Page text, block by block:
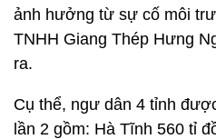
ảnh hưởng từ sự cố môi
TNHH Giang Thép Hưng
ra.
Cụ thể, ngư dân 4 tỉnh
lần 2 gồm: Hà Tĩnh 560 tỉ